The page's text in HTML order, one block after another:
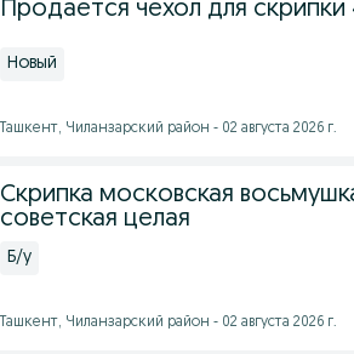
Продается чехол для
Новый
Ташкент, Чиланзарский район - 02 августа 2026 г.
Скрипка московская
советская целая
Б/у
Ташкент, Чиланзарский район - 02 августа 2026 г.